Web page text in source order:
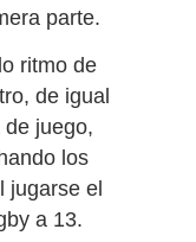
parte.
ritmo de
de igual
juego,
los
jugarse el
a 13.